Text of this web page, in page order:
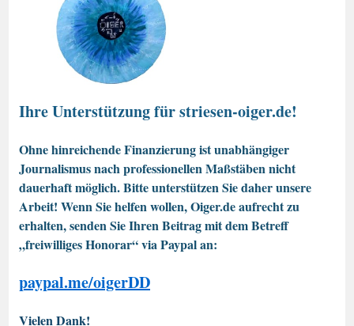
Ihre Unterstützung für striesen-oiger.de!
Ohne hinreichende Finanzierung ist unabhängiger
Journalismus nach professionellen Maßstäben nicht
dauerhaft möglich. Bitte unterstützen Sie daher unsere
Arbeit! Wenn Sie helfen wollen, Oiger.de aufrecht zu
erhalten, senden Sie Ihren Beitrag mit dem Betreff
„freiwilliges Honorar“ via Paypal an:
paypal.me/oigerDD
Vielen Dank!